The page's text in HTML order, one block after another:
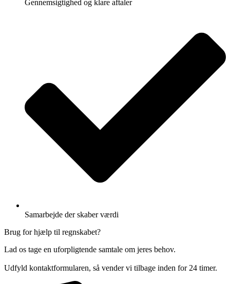
Gennemsigtighed og klare aftaler
Samarbejde der skaber værdi
Brug for hjælp til regnskabet?
Lad os tage en uforpligtende samtale om jeres behov.
Udfyld kontaktformularen, så vender vi tilbage inden for 24 timer.